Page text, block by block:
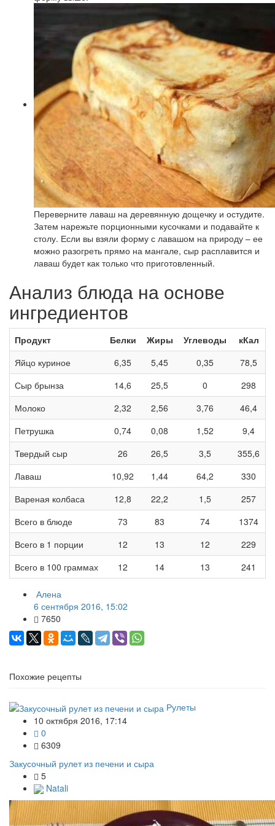
Переверните лаваш на деревянную дощечку и остудите.
Затем нарежьте порционными кусочками и подавайте к
столу. Если вы взяли форму с лавашом на природу – ее
можно разогреть прямо на мангале, сыр расплавится и
лаваш будет как только что приготовленный.
Анализ блюда на основе
ингредиентов
Продукт Белки Жиры Углеводы
кКал
Яйцо куриное
6,35 5,45 0,35
78,5
Сыр брынза
14,6 25,5 0
298
Молоко
2,32 2,56 3,76
46,4
Петрушка
0,74 0,08 1,52
9,4
Твердый сыр
26 26,5 3,5
355,6
Лаваш
10,92 1,44 64,2
330
Вареная колбаса
12,8 22,2 1,5
257
Всего в блюде
73 83 74
1374
Всего в 1 порции
12 13 12
229
Всего в 100 граммах
12 14 13 241
Алена
6 сентября 2016, 15:02
7650
Похожие рецепты
Рулеты
10 октября 2016, 17:14
0
6309
Закусочный рулет из печени и сыра
5
Natali